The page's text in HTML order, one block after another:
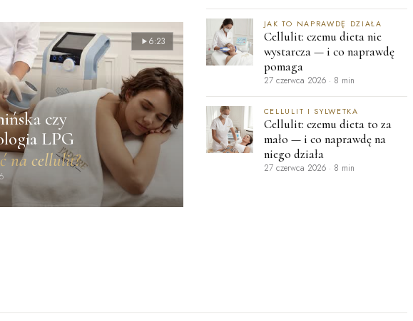
czy
LPG
na cellulit?
6:23
JAK TO NAPRAWDĘ DZIAŁA
Cellulit: czemu dieta nie
wystarcza — i co naprawdę
pomaga
27 czerwca 2026· 8 min
CELLULIT I SYLWETKA
Cellulit: czemu dieta to za
mało — i co naprawdę na
niego działa
27 czerwca 2026· 8 min